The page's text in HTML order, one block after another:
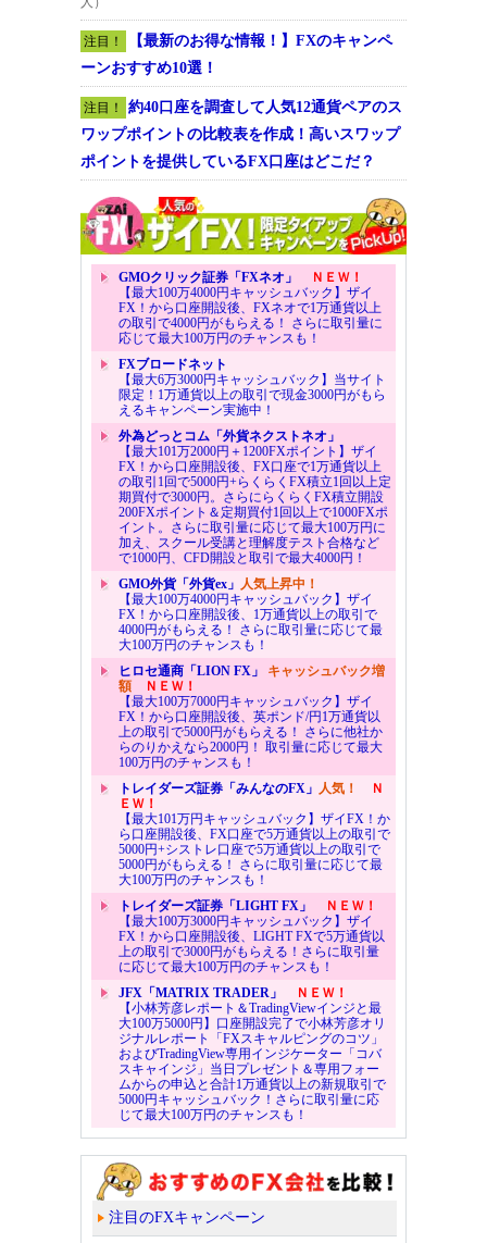
注目！
【最新のお得な情報！】FXのキャンペ
ーンおすすめ10選！
注目！
約40口座を調査して人気12通貨ペアのス
ワップポイントの比較表を作成！高いスワップ
ポイントを提供しているFX口座はどこだ？
GMOクリック証券「FXネオ」
ＮＥＷ！
【最大100万4000円キャッシュバック】ザイ
FX！から口座開設後、FXネオで1万通貨以上
の取引で4000円がもらえる！ さらに取引量に
応じて最大100万円のチャンスも！
FXブロードネット
【最大6万3000円キャッシュバック】当サイト
限定！1万通貨以上の取引で現金3000円がもら
えるキャンペーン実施中！
外為どっとコム「外貨ネクストネオ」
【最大101万2000円＋1200FXポイント】ザイ
FX！から口座開設後、FX口座で1万通貨以上
の取引1回で5000円+らくらくFX積立1回以上定
期買付で3000円。さらにらくらくFX積立開設
200FXポイント＆定期買付1回以上で1000FXポ
イント。さらに取引量に応じて最大100万円に
加え、スクール受講と理解度テスト合格など
で1000円、CFD開設と取引で最大4000円！
GMO外貨「外貨ex」 人気上昇中！
【最大100万4000円キャッシュバック】ザイ
FX！から口座開設後、1万通貨以上の取引で
4000円がもらえる！ さらに取引量に応じて最
大100万円のチャンスも！
ヒロセ通商「LION FX」 キャッシュバック増
額ＮＥＷ！
【最大100万7000円キャッシュバック】ザイ
FX！から口座開設後、英ポンド/円1万通貨以
上の取引で5000円がもらえる！ さらに他社か
らのりかえなら2000円！ 取引量に応じて最大
100万円のチャンスも！
トレイダーズ証券「みんなのFX」 人気！
Ｎ
ＥＷ！
【最大101万円キャッシュバック】ザイFX！か
ら口座開設後、FX口座で5万通貨以上の取引で
5000円+シストレ口座で5万通貨以上の取引で
5000円がもらえる！ さらに取引量に応じて最
大100万円のチャンスも！
トレイダーズ証券「LIGHT FX」
ＮＥＷ！
【最大100万3000円キャッシュバック】ザイ
FX！から口座開設後、LIGHT FXで5万通貨以
上の取引で3000円がもらえる！さらに取引量
に応じて最大100万円のチャンスも！
JFX「MATRIX TRADER」
ＮＥＷ！
【小林芳彦レポート＆TradingViewインジと最
大100万5000円】口座開設完了で小林芳彦オリ
ジナルレポート「FXスキャルピングのコツ」
およびTradingView専用インジケーター「コバ
スキャインジ」当日プレゼント＆専用フォー
ムからの申込と合計1万通貨以上の新規取引で
5000円キャッシュバック！さらに取引量に応
じて最大100万円のチャンスも！
注目のFXキャンペーン